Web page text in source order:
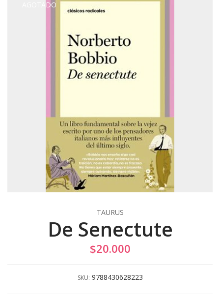
AGOTADO
TAURUS
De Senectute
$20.000
SKU: 9788430628223